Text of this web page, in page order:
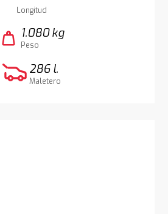
Longitud
weight 1.080 kg
Peso
286 l.
Maletero